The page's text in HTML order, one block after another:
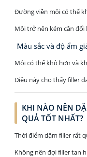
Đường viền môi có thể
Môi trở nên kém cân đối
Màu sắc và độ ẩm
Môi có thể khô hơn và
Điều này cho thấy filler
KHI NÀO NÊN
QUẢ TỐT NHẤT?
Thời điểm dặm filler rất
Không nên đợi filler tan